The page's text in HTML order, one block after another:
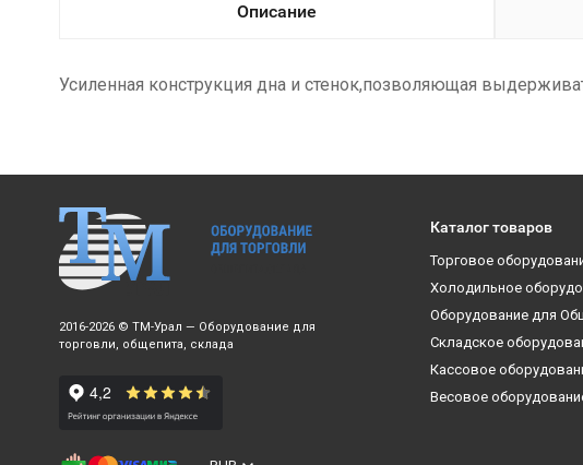
Описание
Усиленная конструкция дна и стенок,позволяющая
2016-2026 © ТМ-Урал — Оборудование для
торговли, общепита, склада
Каталог товаров
Торговое
Холодильное
Оборудование для
Складское
Кассовое
Весовое